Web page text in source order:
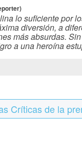
lo suficiente por
diversión, a
más absurdas.
a una heroína
Críticas de la